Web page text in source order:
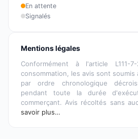
En attente
Signalés
Mentions légales
Conformément à l'article
consommation, les avis sont soumis
par ordre chronologique
pendant toute la durée
commerçant. Avis récoltés sans
savoir plus…